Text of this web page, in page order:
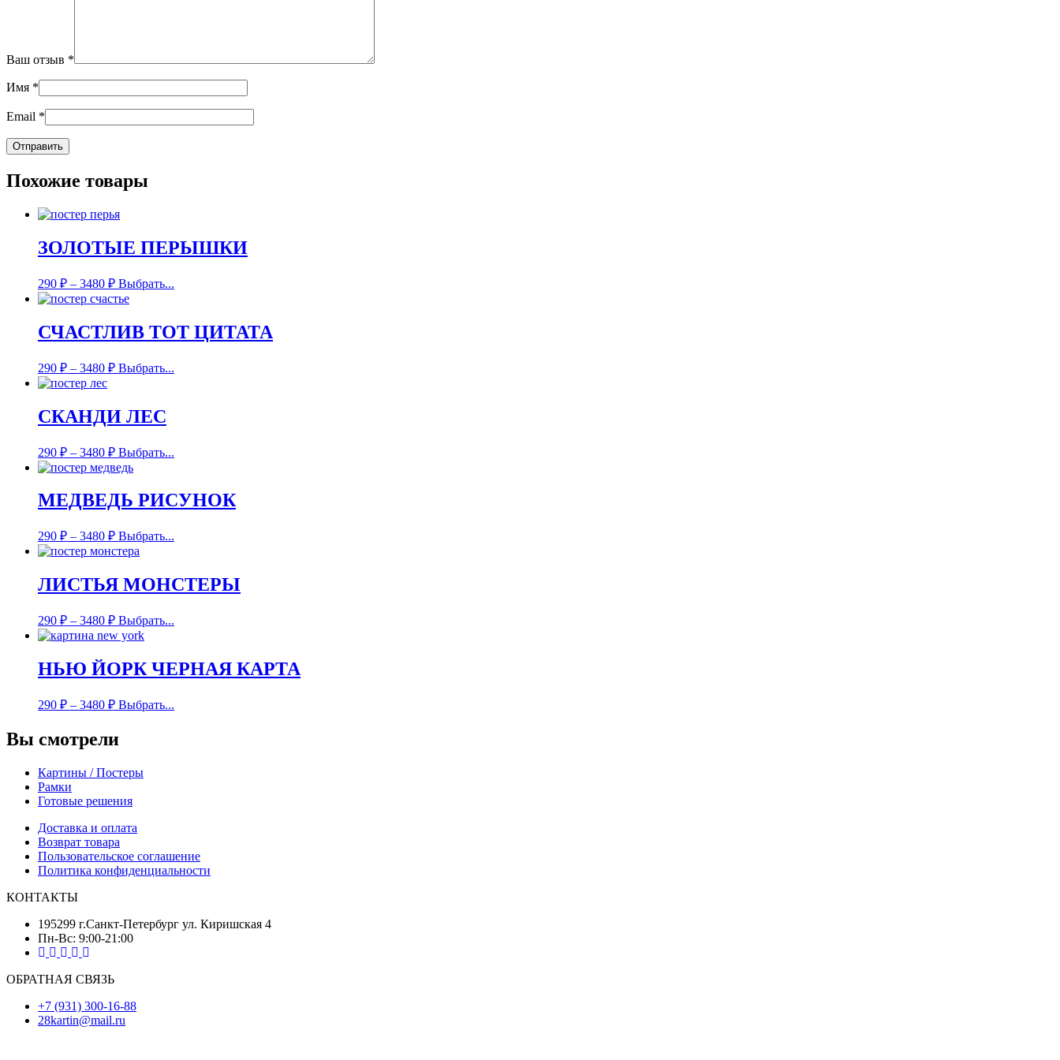
Ваш отзыв *
Имя *
Email *
Похожие товары
ЗОЛОТЫЕ ПЕРЫШКИ
290 ₽ – 3480 ₽ Выбрать...
СЧАСТЛИВ ТОТ ЦИТАТА
290 ₽ – 3480 ₽ Выбрать...
СКАНДИ ЛЕС
290 ₽ – 3480 ₽ Выбрать...
МЕДВЕДЬ РИСУНОК
290 ₽ – 3480 ₽ Выбрать...
ЛИСТЬЯ МОНСТЕРЫ
290 ₽ – 3480 ₽ Выбрать...
НЬЮ ЙОРК ЧЕРНАЯ КАРТА
290 ₽ – 3480 ₽ Выбрать...
Вы смотрели
Картины / Постеры
Рамки
Готовые решения
Доставка и оплата
Возврат товара
Пользовательское соглашение
Политика конфиденциальности
КОНТАКТЫ
195299 г.Санкт-Петербург ул. Киришская 4
Пн-Вс: 9:00-21:00
ОБРАТНАЯ СВЯЗЬ
+7 (931) 300-16-88
28kartin@mail.ru